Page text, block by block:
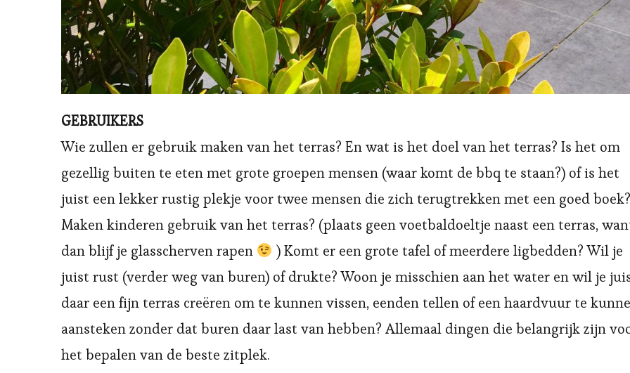
GEBRUIKERS
Wie zullen er gebruik maken van het terras? En wat is het doel van het terras? Is het om
gezellig buiten te eten met grote groepen mensen (waar komt de bbq te staan?) of is het
juist een lekker rustig plekje voor twee mensen die zich terugtrekken met een goed boek?
Maken kinderen gebruik van het terras? (plaats geen voetbaldoeltje naast een terras,
dan blijf je glasscherven rapen
) Komt er een grote tafel of meerdere ligbedden? Wil je
juist rust (verder weg van buren) of drukte? Woon je misschien aan het water en wil je
daar een fijn terras creëren om te kunnen vissen, eenden tellen of een haardvuur te
aansteken zonder dat buren daar last van hebben? Allemaal dingen die belangrijk zijn
het bepalen van de beste zitplek.